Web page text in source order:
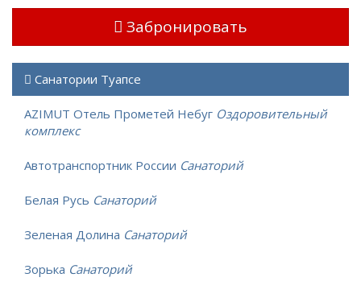
Забронировать
Санатории Туапсе
AZIMUT Отель Прометей Небуг Оздоровительный
комплекс
Автотранспортник России Санаторий
Белая Русь Санаторий
Зеленая Долина Санаторий
Зорька Санаторий